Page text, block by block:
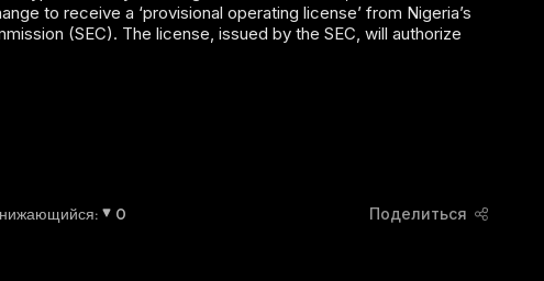
to receive a ‘provisional operating license’ from Nigeria’s
(SEC). The license, issued by the SEC, will authorize
: 0 Поделиться